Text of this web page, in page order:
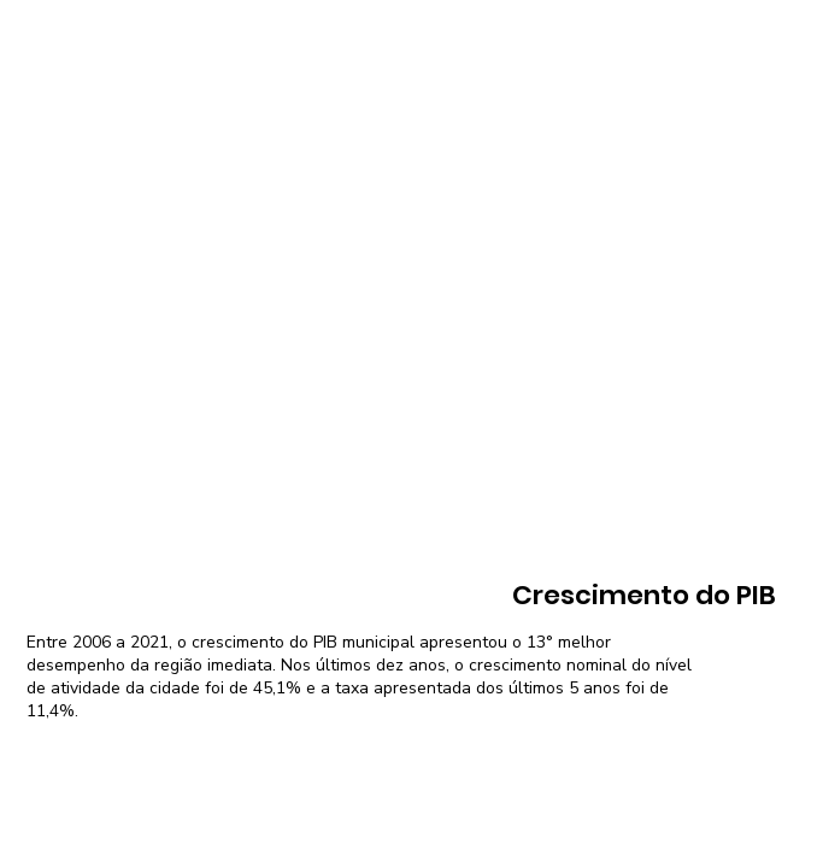
Crescimento do PIB
Entre 2006 a 2021, o crescimento do PIB municipal apresentou o 13° melhor
desempenho da região imediata. Nos últimos dez anos, o crescimento nominal do nível
de atividade da cidade foi de 45,1% e a taxa apresentada dos últimos 5 anos foi de
11,4%.